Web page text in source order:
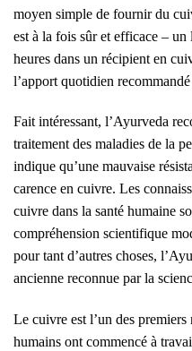
moyen simple de fournir du
est à la fois sûr et efficace – un
heures dans un récipient en
l’apport quotidien
Fait intéressant, l’Ayurveda
traitement des maladies de la
indique qu’une mauvaise
carence en cuivre. Les
cuivre dans la santé humaine
compréhension scientifique
pour tant d’autres choses,
ancienne reconnue par la
Le cuivre est l’un des premiers
humains ont commencé à